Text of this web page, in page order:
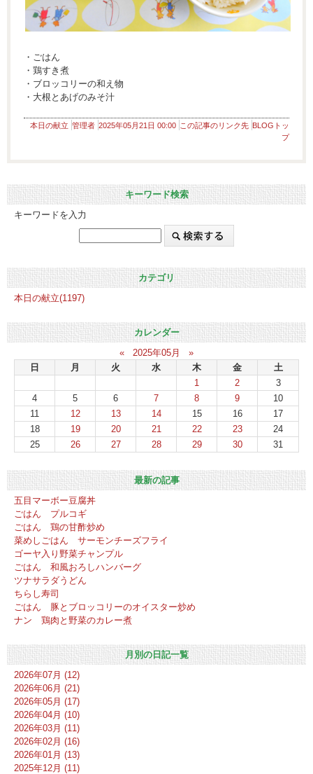
・ごはん
・鶏すき煮
・ブロッコリーの和え物
・大根とあげのみそ汁
本日の献立 管理者 2025年05月21日 00:00 この記事のリンク先 BLOGトッ
プ
キーワード検索
キーワードを入力
カテゴリ
本日の献立(1197)
カレンダー
«
2025年05月
»
日
月 火 水 木 金
土
1
2
3
4
5 6 7 8 9
10
11
12 13 14 15 16
17
18
19 20 21 22 23
24
25
26 27 28 29 30 31
最新の記事
五目マーボー豆腐丼
ごはん プルコギ
ごはん 鶏の甘酢炒め
菜めしごはん サーモンチーズフライ
ゴーヤ入り野菜チャンプル
ごはん 和風おろしハンバーグ
ツナサラダうどん
ちらし寿司
ごはん 豚とブロッコリーのオイスター炒め
ナン 鶏肉と野菜のカレー煮
月別の日記一覧
2026年07月 (12)
2026年06月 (21)
2026年05月 (17)
2026年04月 (10)
2026年03月 (11)
2026年02月 (16)
2026年01月 (13)
2025年12月 (11)